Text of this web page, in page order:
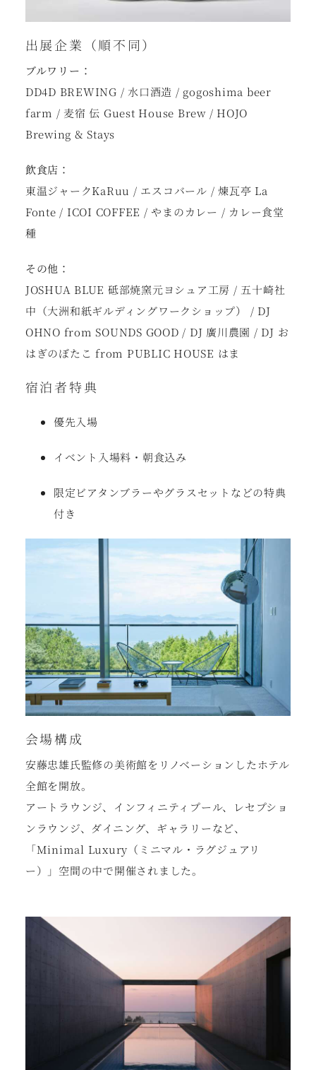
出展企業（順不同）
ブルワリー：
DD4D BREWING / 水口酒造 / gogoshima beer
farm / 麦宿 伝 Guest House Brew / HOJO
Brewing & Stays
飲食店：
東温ジャークKaRuu / エスコバール / 煉瓦亭 La
Fonte / ICOI COFFEE / やまのカレー / カレー食堂
種
その他：
JOSHUA BLUE 砥部焼窯元ヨシュア工房 / 五十崎社
中（大洲和紙ギルディングワークショップ） / DJ
OHNO from SOUNDS GOOD / DJ 廣川農園 / DJ お
はぎのぼたこ from PUBLIC HOUSE はま
宿泊者特典
優先入場
イベント入場料・朝食込み
限定ビアタンブラーやグラスセットなどの特典
付き
会場構成
安藤忠雄氏監修の美術館をリノベーションしたホテル
全館を開放。
アートラウンジ、インフィニティプール、レセプショ
ンラウンジ、ダイニング、ギャラリーなど、
「Minimal Luxury（ミニマル・ラグジュアリ
ー）」空間の中で開催されました。